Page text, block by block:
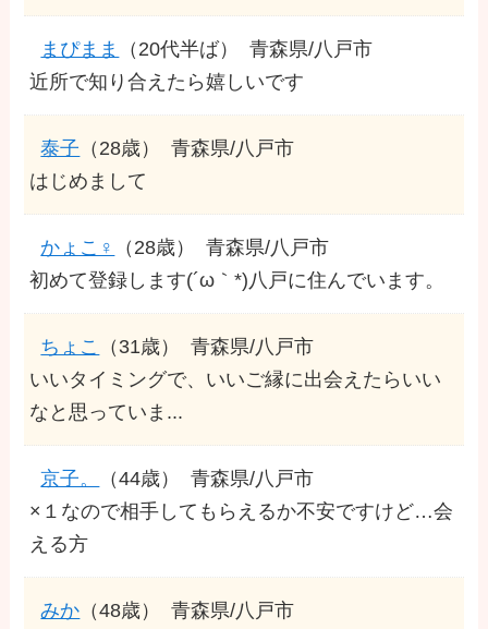
まぴまま （20代半ば）
青森県/八戸市
近所で知り合えたら嬉しいです
泰子 （28歳）
青森県/八戸市
はじめまして
かょこ♀ （28歳）
青森県/八戸市
初めて登録します(´ω｀*)八戸に住んでいます。
ちょこ （31歳）
青森県/八戸市
いいタイミングで、いいご縁に出会えたらいい
なと思っていま...
京子。 （44歳）
青森県/八戸市
×１なので相手してもらえるか不安ですけど…会
える方
みか （48歳） 青森県/八戸市